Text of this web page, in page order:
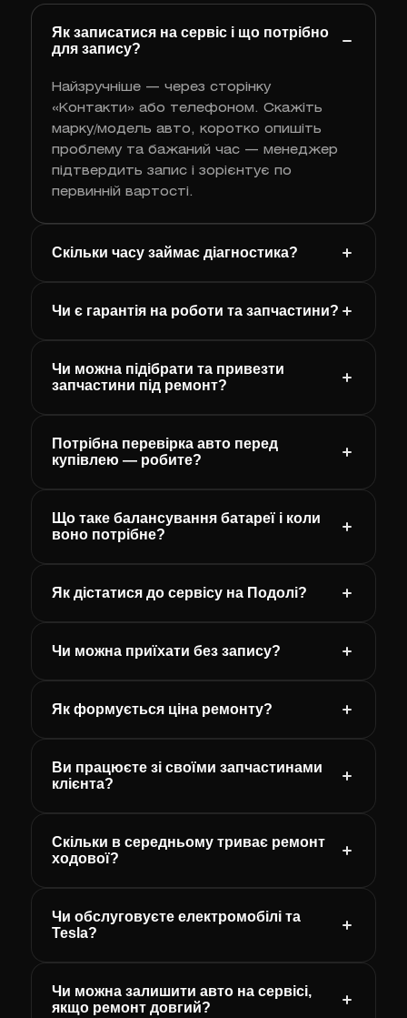
Як записатися на сервіс і що потрібно
для запису?
Найзручніше — через сторінку
«Контакти» або телефоном. Скажіть
марку/модель авто, коротко опишіть
проблему та бажаний час — менеджер
підтвердить запис і зорієнтує по
первинній вартості.
Скільки часу займає діагностика?
Чи є гарантія на роботи та запчастини?
Чи можна підібрати та привезти
запчастини під ремонт?
Потрібна перевірка авто перед
купівлею — робите?
Що таке балансування батареї і коли
воно потрібне?
Як дістатися до сервісу на Подолі?
Чи можна приїхати без запису?
Як формується ціна ремонту?
Ви працюєте зі своїми запчастинами
клієнта?
Скільки в середньому триває ремонт
ходової?
Чи обслуговуєте електромобілі та
Tesla?
Чи можна залишити авто на сервісі,
якщо ремонт довгий?